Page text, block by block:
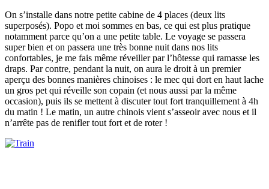
On s’installe dans notre petite cabine de 4 places (deux lits
superposés). Popo et moi sommes en bas, ce qui est plus pratique
notamment parce qu’on a une petite table. Le voyage se passera
super bien et on passera une très bonne nuit dans nos lits
confortables, je me fais même réveiller par l’hôtesse qui ramasse les
draps. Par contre, pendant la nuit, on aura le droit à un premier
aperçu des bonnes manières chinoises : le mec qui dort en haut lache
un gros pet qui réveille son copain (et nous aussi par la même
occasion), puis ils se mettent à discuter tout fort tranquillement à 4h
du matin ! Le matin, un autre chinois vient s’asseoir avec nous et il
n’arrête pas de renifler tout fort et de roter !